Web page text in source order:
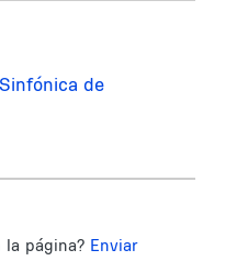
de
página? Enviar